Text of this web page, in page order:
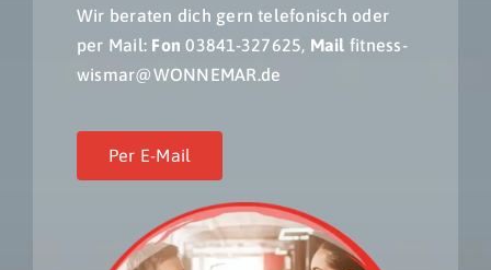
Wir beraten dich gern telefonisch oder
per Mail: Fon 03841-327625, Mail fitness-
wismar@WONNEMAR.de
Per E-Mail